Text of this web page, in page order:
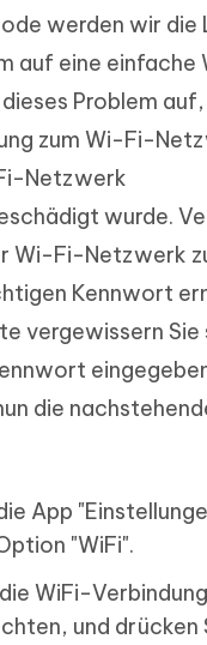
werden wir die
auf eine einfache
Problem auf,
zum Wi-Fi-
Netzwerk
wurde.
Wi-Fi-Netzwerk
Kennwort
vergewissern Sie
die
App
"WiFi".
WiFi-
und drücken